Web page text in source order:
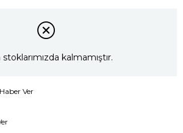
kalmamıştır.
Ver